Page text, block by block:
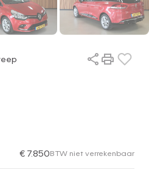
€ 7.850BTW niet verrekenbaar